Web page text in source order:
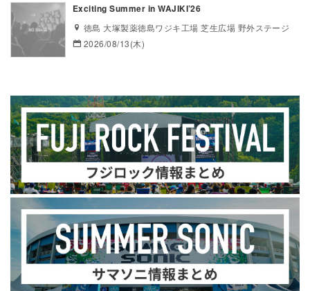
Exciting Summer in WAJIKI’26
徳島 大塚製薬徳島ワジキ工場 芝生広場 野外ステージ
2026/08/13(木)